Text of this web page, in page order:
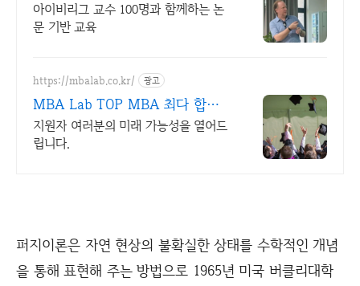
아이비리그 교수 100명과 함께하는 논
문 기반 교육
https://mbalab.co.kr/ 광고
MBA Lab TOP MBA 최다 합격
자
지원자 여러분의 미래 가능성을 열어드
립니다.
퍼지이론은 자연 현상의 불확실한 상태를 수학적인 개념
을 통해 표현해 주는 방법으로 1965년 미국 버클리대학